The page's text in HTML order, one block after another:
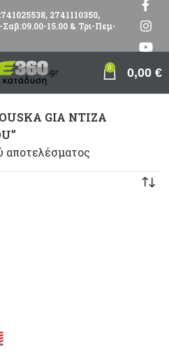
2741110350,
15.00 & Τρι-Πεμ-
0 0,00 €
GIA NTIZA
αποτελέσματος